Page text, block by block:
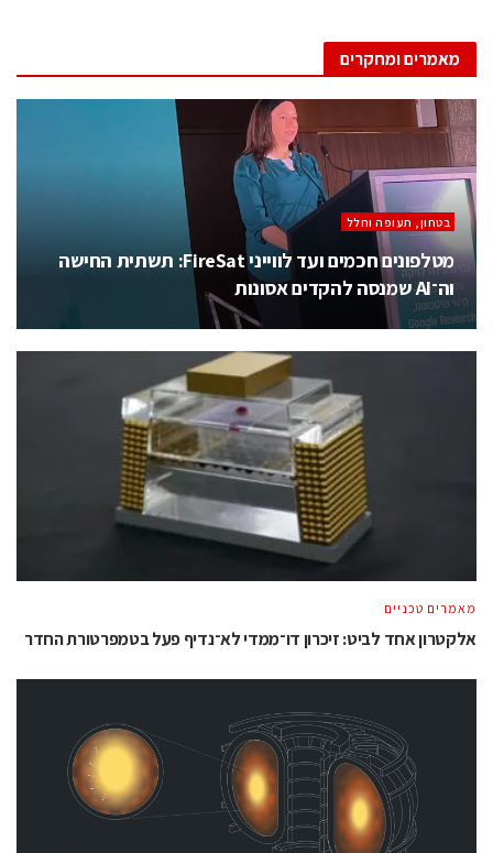
מאמרים ומחקרים
בטחון, תעופה וחלל
מטלפונים חכמים ועד לווייני FireSat: תשתית החישה
וה־AI שמנסה להקדים אסונות
מאמרים טכניים
אלקטרון אחד לביט: זיכרון דו־ממדי לא־נדיף פעל בטמפרטורת החדר